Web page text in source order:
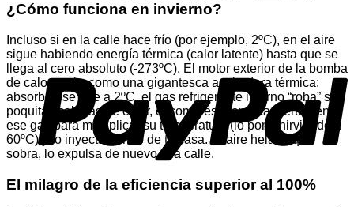
¿Cómo funciona en invierno?
Incluso si en la calle hace frío (por ejemplo, 2ºC), en el aire
sigue habiendo energía térmica (calor latente) hasta que se
llega al cero absoluto (-273ºC). El motor exterior de la bomba
de calor actúa como una gigantesca aspiradora térmica:
absorbe ese aire a 2ºC, el gas refrigerante interno “roba” sus
poquitas calorías de calor, el compresor aprieta fuertemente
ese gas para multiplicar su temperatura (lo pone hirviendo a
60ºC) y lo inyecta dentro de tu casa. El aire helado que
sobra, lo expulsa de nuevo a la calle.
El milagro de la eficiencia superior al 100%